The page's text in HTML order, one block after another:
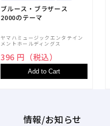
ブルース・ブラザース
2000のテーマ
ヤマハミュージックエンタテイン
メントホールディングス
396 円（税込）
Add to Cart
情報/お知らせ